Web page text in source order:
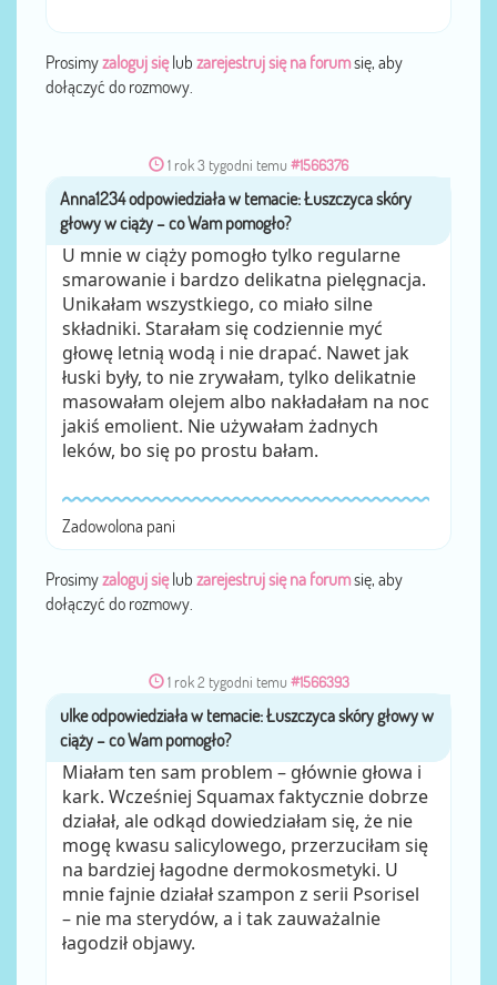
Prosimyzaloguj sięlub zarejestruj się na forumsię, aby
dołączyć do rozmowy.
1 rok 3 tygodni temu #1566376
przezAnna1234
U mnie w ciąży pomogło tylko regularne
smarowanie i bardzo delikatna pielęgnacja.
Unikałam wszystkiego, co miało silne
składniki. Starałam się codziennie myć
głowę letnią wodą i nie drapać. Nawet jak
łuski były, to nie zrywałam, tylko delikatnie
masowałam olejem albo nakładałam na noc
jakiś emolient. Nie używałam żadnych
leków, bo się po prostu bałam.
Zadowolona pani
Prosimyzaloguj sięlub zarejestruj się na forumsię, aby
dołączyć do rozmowy.
1 rok 2 tygodni temu #1566393
przezulke
Miałam ten sam problem – głównie głowa i
kark. Wcześniej Squamax faktycznie dobrze
działał, ale odkąd dowiedziałam się, że nie
mogę kwasu salicylowego, przerzuciłam się
na bardziej łagodne dermokosmetyki. U
mnie fajnie działał szampon z serii Psorisel
– nie ma sterydów, a i tak zauważalnie
łagodził objawy.